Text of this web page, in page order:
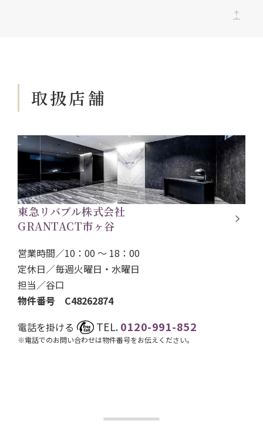
取扱店舗
東急リバブル株式会社
GRANTACT市ヶ谷
営業時間／10：00 ～ 18：00
定休日／毎週火曜日・水曜日
担当／谷口
物件番号 C48262874
電話を掛ける
TEL.0120-991-852
※電話でのお問い合わせは物件番号をお伝えください。